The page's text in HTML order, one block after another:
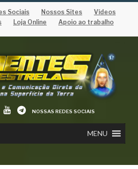
Sociais Nossos Sites
Vídeos
Loja Online Apoio ao trabalho
NOSSAS REDES SOCIAIS
MENU